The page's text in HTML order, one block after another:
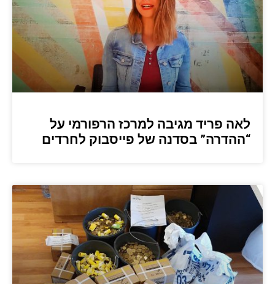
לאה פריד מגיבה למרכז הרפורמי על
“ההדרה” בסדנה של פייסבוק לחרדים